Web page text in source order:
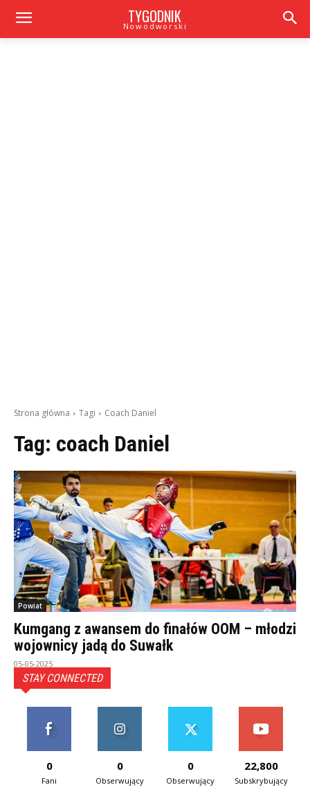
TYGODNIK
Nowodworski
Strona główna Tagi Coach Daniel
Tag: coach Daniel
Powiat
Kumgang z awansem do finałów OOM – młodzi
wojownicy jadą do Suwałk
05-05-2025
STAY CONNECTED
0
Fani
0
Obserwujący
0
Obserwujący
22,800
Subskrybujący